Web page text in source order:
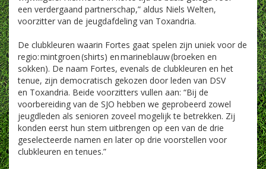
een verdergaand partnerschap,” aldus Niels Welten,
voorzitter van de jeugdafdeling van Toxandria.
De clubkleuren waarin Fortes gaat spelen zijn uniek voor de
regio: mintgroen (shirts) en marineblauw (broeken en
sokken). De naam Fortes, evenals de clubkleuren en het
tenue, zijn democratisch gekozen door leden van DSV
en Toxandria. Beide voorzitters vullen aan: “Bij de
voorbereiding van de SJO hebben we geprobeerd zowel
jeugdleden als senioren zoveel mogelijk te betrekken. Zij
konden eerst hun stem uitbrengen op een van de drie
geselecteerde namen en later op drie voorstellen voor
clubkleuren en tenues.”